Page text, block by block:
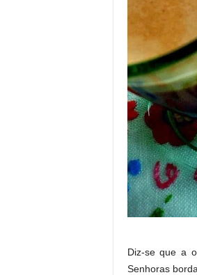
Diz-se que a
Senhoras